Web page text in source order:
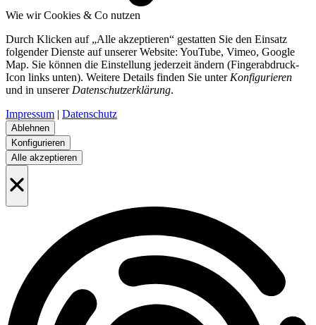
Wie wir Cookies & Co nutzen
Durch Klicken auf „Alle akzeptieren“ gestatten Sie den Einsatz
folgender Dienste auf unserer Website: YouTube, Vimeo, Google
Map. Sie können die Einstellung jederzeit ändern (Fingerabdruck-
Icon links unten). Weitere Details finden Sie unter Konfigurieren
und in unserer Datenschutzerklärung.
Impressum | Datenschutz
Ablehnen
Konfigurieren
Alle akzeptieren